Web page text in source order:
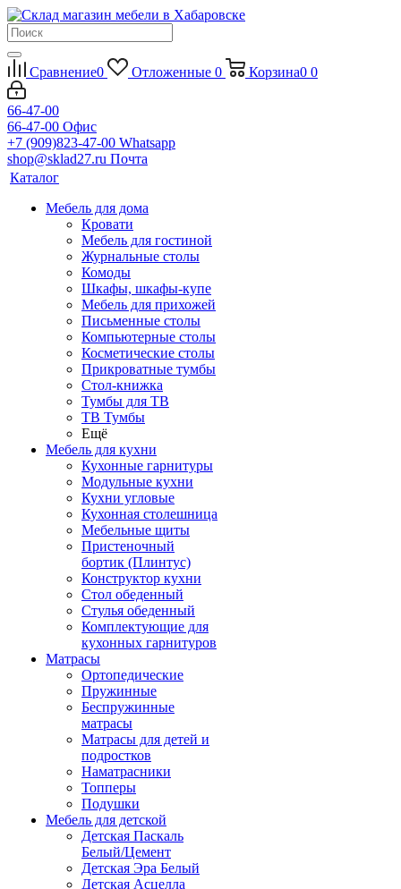
Сравнение0 Отложенные 0 Корзина0 0
66-47-00
66-47-00 Офис
+7 (909)823-47-00 Whatsapp
shop@sklad27.ru Почта
Каталог
Мебель для дома
Кровати
Мебель для гостиной
Журнальные столы
Комоды
Шкафы, шкафы-купе
Мебель для прихожей
Письменные столы
Компьютерные столы
Косметические столы
Прикроватные тумбы
Стол-книжка
Тумбы для ТВ
ТВ Тумбы
Ещё
Мебель для кухни
Кухонные гарнитуры
Модульные кухни
Кухни угловые
Кухонная столешница
Мебельные щиты
Пристеночный
бортик (Плинтус)
Конструктор кухни
Стол обеденный
Стулья обеденный
Комплектующие для
кухонных гарнитуров
Матраcы
Ортопедические
Пружинные
Беспружинные
матрасы
Матрасы для детей и
подростков
Наматрасники
Топперы
Подушки
Мебель для детской
Детская Паскаль
Белый/Цемент
Детская Эра Белый
Детская Асцелла